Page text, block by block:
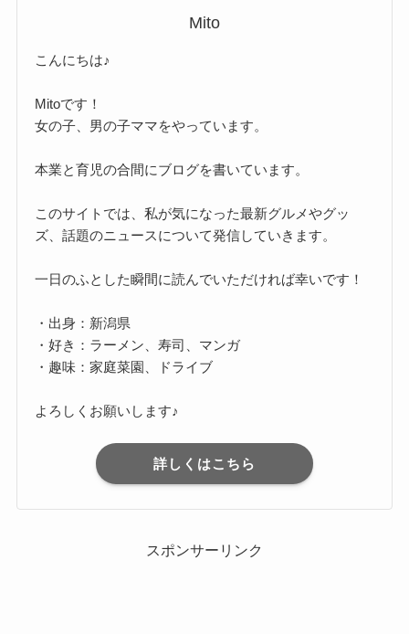
Mito
こんにちは♪
Mitoです！
女の子、男の子ママをやっています。
本業と育児の合間にブログを書いています。
このサイトでは、私が気になった最新グルメやグッ
ズ、話題のニュースについて発信していきます。
一日のふとした瞬間に読んでいただければ幸いです！
・出身：新潟県
・好き：ラーメン、寿司、マンガ
・趣味：家庭菜園、ドライブ
よろしくお願いします♪
詳しくはこちら
スポンサーリンク